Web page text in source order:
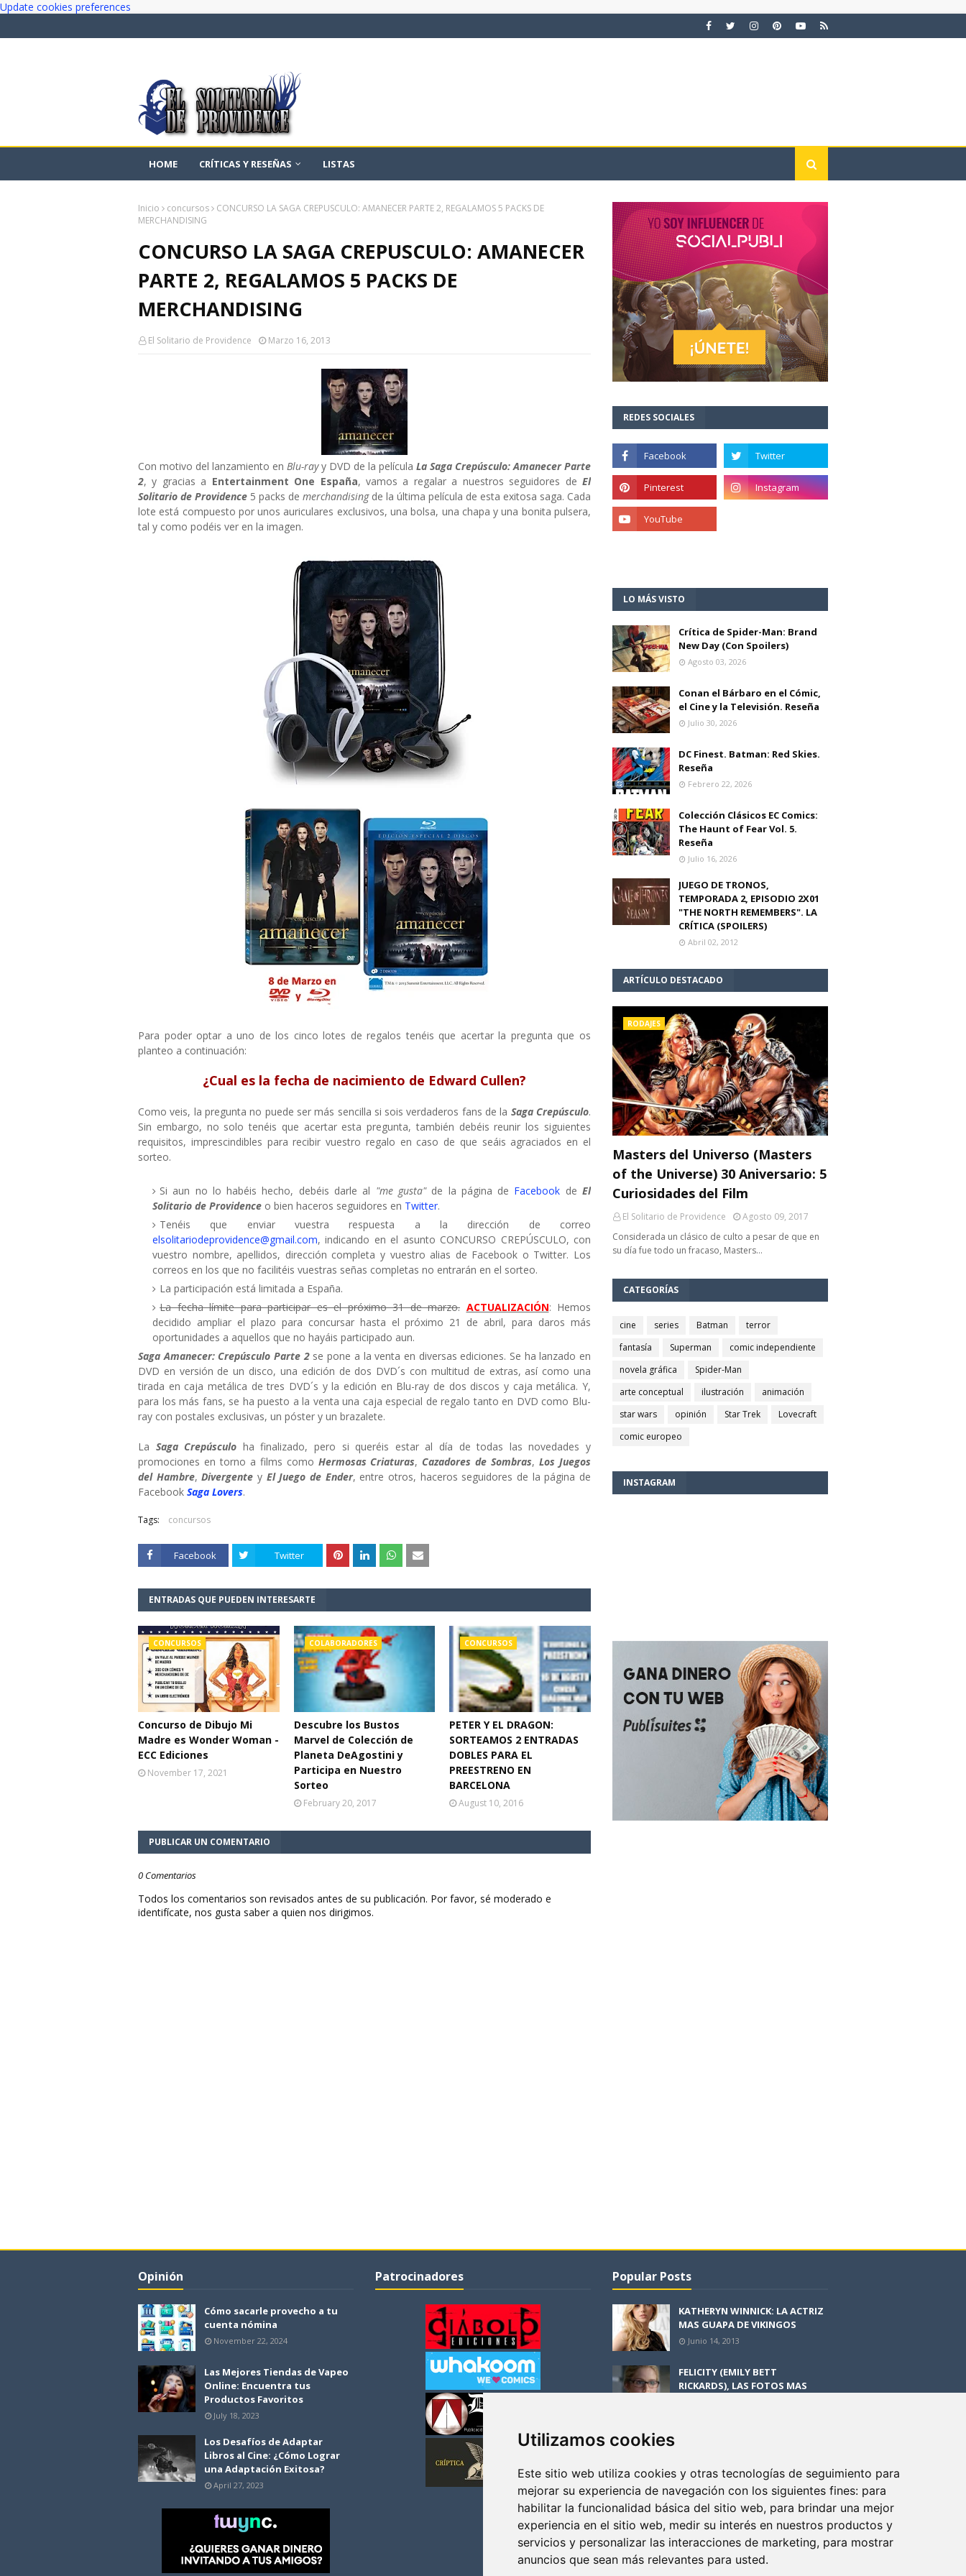
Utilizamos cookies
Este sitio web utiliza cookies y otras tecnologías de seguimiento para
mejorar su experiencia de navegación con los siguientes fines: para
habilitar la funcionalidad básica del sitio web, para brindar una mejor
experiencia en el sitio web, medir su interés en nuestros productos y
servicios y personalizar las interacciones de marketing, para mostrar
anuncios que sean más relevantes para usted.
Update cookies preferences
HOME CRÍTICAS Y RESEÑAS LISTAS
Inicio concursos
CONCURSO LA SAGA CREPUSCULO: AMANECER PARTE 2, REGALAMOS 5 PACKS DE
MERCHANDISING
CONCURSO LA SAGA CREPUSCULO: AMANECER
PARTE 2, REGALAMOS 5 PACKS DE
MERCHANDISING
El Solitario de Providence Marzo 16, 2013
Con motivo del lanzamiento en Blu-rayy DVD de la película La Saga Crepúsculo: Amanecer Parte
2, y gracias a Entertainment One España, vamos a regalar a nuestros seguidores deEl
Solitario de Providence 5 packs de merchandising de la última película de esta exitosa saga. Cada
lote está compuesto por unos auriculares exclusivos, una bolsa, una chapa y una bonita pulsera,
tal y como podéis ver en la imagen.
Para poder optar a uno de los cinco lotes de regalos tenéis que acertar la pregunta que os
planteo a continuación:
¿Cual es la fecha de nacimiento de Edward Cullen?
Como veis, la pregunta no puede ser más sencilla si sois verdaderos fans de la Saga Crepúsculo.
Sin embargo, no solo tenéis que acertar esta pregunta, también debéis reunir los siguientes
requisitos, imprescindibles para recibir vuestro regalo en caso de que seáis agraciados en el
sorteo.
Si aun no lo habéis hecho, debéis darle al "me gusta"de la página de Facebook deEl
Solitario de Providence o bien haceros seguidores en Twitter.
Tenéis que enviar vuestra respuesta a la dirección de correo
elsolitariodeprovidence@gmail.com, indicando en el asunto CONCURSO CREPÚSCULO, con
vuestro nombre, apellidos, dirección completa y vuestro alias de Facebook o Twitter. Los
correos en los que no facilitéis vuestras señas completas no entrarán en el sorteo.
La participación está limitada a España.
La fecha límite para participar es el próximo 31 de marzo. ACTUALIZACIÓN: Hemos
decidido ampliar el plazo para concursar hasta el próximo 21 de abril, para daros más
oportunidades a aquellos que no hayáis participado aun.
Saga Amanecer: Crepúsculo Parte 2se pone a la venta en diversas ediciones. Se ha lanzado en
DVD en versión de un disco, una edición de dos DVD´s con multitud de extras, así como una
tirada en caja metálica de tres DVD´s y la edición en Blu-ray de dos discos y caja metálica. Y,
para los más fans, se ha puesto a la venta una caja especial de regalo tanto en DVD como Blu-
ray con postales exclusivas, un póster y un brazalete.
La Saga Crepúsculo ha finalizado, pero si queréis estar al día de todas las novedades y
promociones en torno a films como Hermosas Criaturas, Cazadores de Sombras,Los Juegos
del Hambre,Divergentey El Juego de Ender, entre otros, haceros seguidores de la página de
Facebook Saga Lovers.
Tags: concursos
Facebook Twitter
ENTRADAS QUE PUEDEN INTERESARTE
CONCURSOS
Concurso de Dibujo Mi
Madre es Wonder Woman -
ECC Ediciones
November 17, 2021
COLABORADORES
Descubre los Bustos
Marvel de Colección de
Planeta DeAgostini y
Participa en Nuestro
Sorteo
February 20, 2017
CONCURSOS
PETER Y EL DRAGON:
SORTEAMOS 2 ENTRADAS
DOBLES PARA EL
PREESTRENO EN
BARCELONA
August 10, 2016
PUBLICAR UN COMENTARIO
0 Comentarios
Todos los comentarios son revisados antes de su publicación. Por favor, sé moderado e
identifícate, nos gusta saber a quien nos dirigimos.
REDES SOCIALES
LO MÁS VISTO
Crítica de Spider-Man: Brand
New Day (Con Spoilers)
Agosto 03, 2026
Conan el Bárbaro en el Cómic,
el Cine y la Televisión. Reseña
Julio 30, 2026
DC Finest. Batman: Red Skies.
Reseña
Febrero 22, 2026
Colección Clásicos EC Comics:
The Haunt of Fear Vol. 5.
Reseña
Julio 16, 2026
JUEGO DE TRONOS,
TEMPORADA 2, EPISODIO 2X01
"THE NORTH REMEMBERS". LA
CRÍTICA (SPOILERS)
Abril 02, 2012
ARTÍCULO DESTACADO
RODAJES
Masters del Universo (Masters
of the Universe) 30 Aniversario: 5
Curiosidades del Film
El Solitario de Providence
Agosto 09, 2017
Considerada un clásico de culto a pesar de que en
su día fue todo un fracaso, Masters…
CATEGORÍAS
cine series Batman
terror
fantasía
Superman
comic independiente
novela gráfica
Spider-Man
arte conceptual
ilustración
animación
star wars
opinión Star Trek
Lovecraft
comic europeo
INSTAGRAM
Opinión
Cómo sacarle provecho a tu
cuenta nómina
November 22, 2024
Las Mejores Tiendas de Vapeo
Online: Encuentra tus
Productos Favoritos
July 18, 2023
Los Desafíos de Adaptar
Libros al Cine: ¿Cómo Lograr
una Adaptación Exitosa?
April 27, 2023
Patrocinadores Popular Posts
KATHERYN WINNICK: LA ACTRIZ
MAS GUAPA DE VIKINGOS
Junio 14, 2013
FELICITY (EMILY BETT
RICKARDS), LAS FOTOS MAS
HISTORIA. EPISODIO 3. LA
CRITICA
Mayo 17, 2012